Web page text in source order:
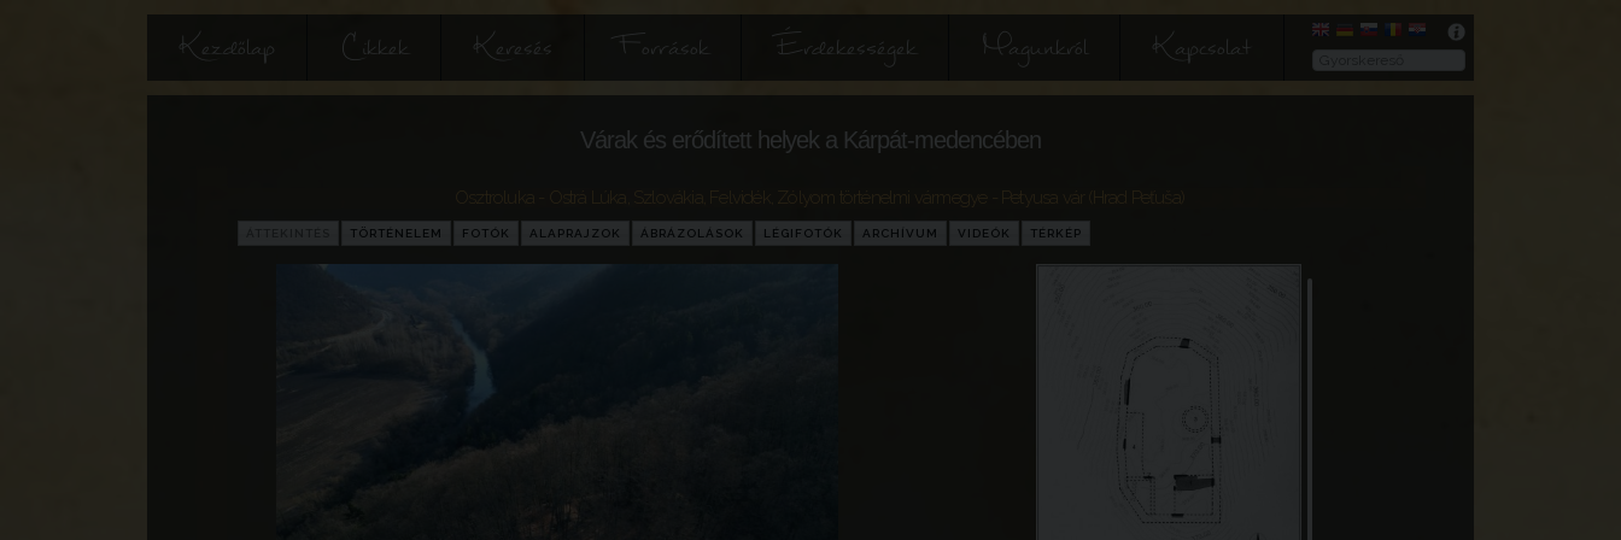
Kezdőlap Cikkek Keresés Források Érdekességek Magunkról Kapcsolat
Várak és erődített helyek a Kárpát-medencében
Osztroluka - Ostrá Lúka Szlovákia Zólyom történelmi vármegye - Petyusa vár (Hrad Peťuša)
TÖRTÉNELEM FOTÓK ALAPRAJZOK ÁBRÁZOLÁSOK LÉGIFOTÓK ARCHÍVUM VIDEÓK TÉRKÉP